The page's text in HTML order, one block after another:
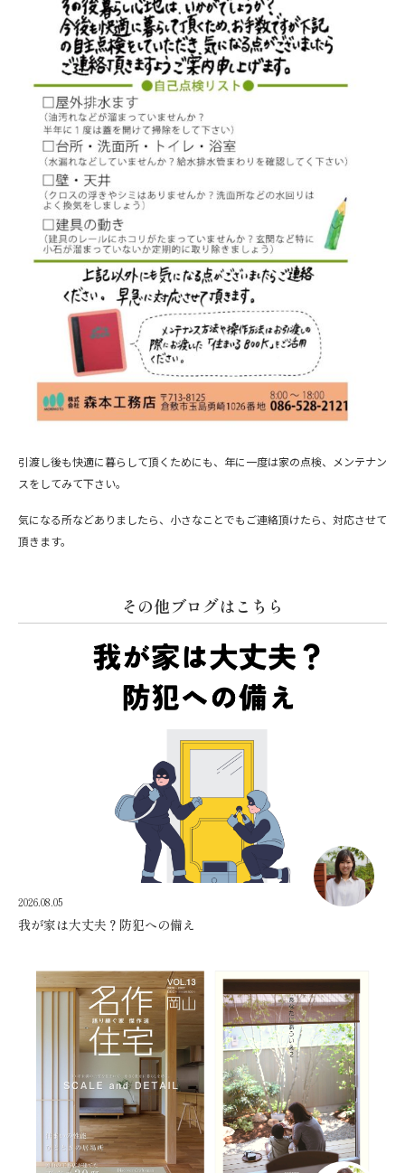
引渡し後も快適に暮らして頂くためにも、年に一度は家の点検、メンテナン
スをしてみて下さい。
気になる所などありましたら、小さなことでもご連絡頂けたら、対応させて
頂きます。
その他ブログはこちら
2026.08.05
我が家は大丈夫？防犯への備え